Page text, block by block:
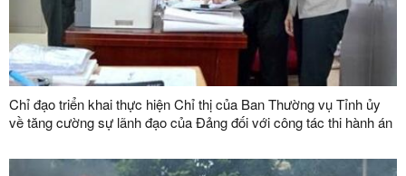
Chỉ đạo triển khai thực hiện Chỉ thị của Ban Thường vụ Tỉnh ủy
về tăng cường sự lãnh đạo của Đảng đối với công tác thi hành án